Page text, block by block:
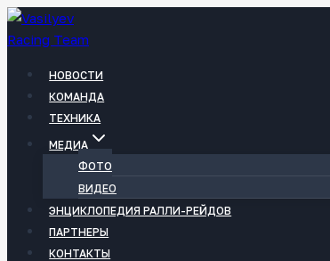
Перейти
к
НОВОСТИ
КОМАНДА
ТЕХНИКА
МЕДИА
ФОТО
ВИДЕО
ЭНЦИКЛОПЕДИЯ РАЛЛИ-РЕЙДОВ
ПАРТНЕРЫ
КОНТАКТЫ